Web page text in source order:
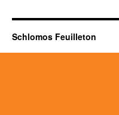
Schlomos Feuilleton